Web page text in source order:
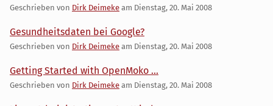
Geschrieben von Dirk Deimeke am Dienstag, 20. Mai 2008
Gesundheitsdaten bei Google?
Geschrieben von Dirk Deimeke am Dienstag, 20. Mai 2008
Getting Started with OpenMoko ...
Geschrieben von Dirk Deimeke am Dienstag, 20. Mai 2008